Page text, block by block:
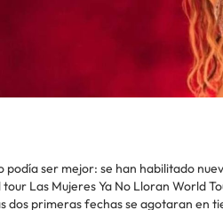
ser mejor: se han habilitado
Las Mujeres Ya No Lloran World
dos primeras fechas se agotaran en